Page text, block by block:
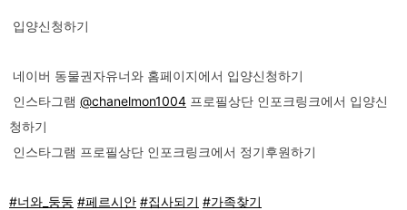
입양신청하기
네이버 동물권자유너와 홈페이지에서 입양신청하기
인스타그램 @chanelmon1004 프로필상단 인포크링크에서 입양신
청하기
인스타그램 프로필상단 인포크링크에서 정기후원하기
#너와_둥둥 #페르시안 #집사되기 #가족찾기